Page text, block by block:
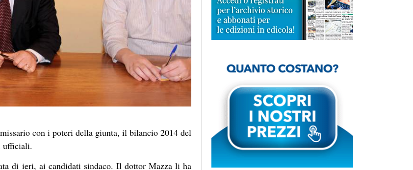
con i poteri della giunta, il bilancio 2014 del
ufficiali.
di ieri, ai candidati sindaco. Il dottor Mazza li ha